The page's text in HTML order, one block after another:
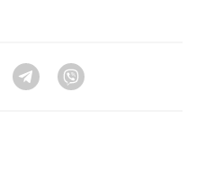
Twitter Telegram